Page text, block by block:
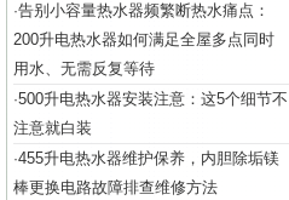
·告别小容量热水器频繁断热水痛点：
200升电热水器如何满足全屋多点同时
用水、无需反复等待
·500升电热水器安装注意：这5个细节不
注意就白装
·455升电热水器维护保养，内胆除垢镁
棒更换电路故障排查维修方法